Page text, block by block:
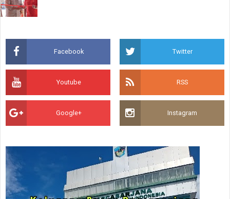
Facebook Twitter
Youtube RSS
Google+ Instagram